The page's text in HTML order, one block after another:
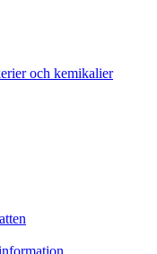
och kemikalier